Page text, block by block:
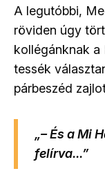
A legutóbbi,
röviden úgy
kollégánknak a
tessék
párbeszéd
„– És a Mi
felírva...”